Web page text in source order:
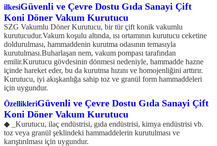
ilkesiGüvenli ve Çevre Dostu Gıda Sanayi Çift
Koni Döner Vakum Kurutucu
SZG Vakumlu Döner Kurutucu, bir tür çift konik vakumlu
kurutucudur.Vakum koşulu altında, ısı ortamının kurutucu ceketine
doldurulması, hammaddenin kurutma odasının temasıyla
kurutulması.Buharlaşan nem, vakum pompası tarafından
emilir.Kurutucu gövdesinin dönmesi nedeniyle, hammadde hazne
içinde hareket eder, bu da kurutma hızını ve homojenliğini arttırır.
Kurutucu, iyi akışkanlığa sahip toz ve granül form hammaddeleri
için uygundur.
ÖzellikleriGüvenli ve Çevre Dostu Gıda Sanayi Çift
Koni Döner Vakum Kurutucu
◆ _Kurutucu, ilaç endüstrisi, gıda endüstrisi, kimya endüstrisi vb.
toz veya granül şeklindeki hammaddelerin kurutulması ve
karıştırılması için uygundur.